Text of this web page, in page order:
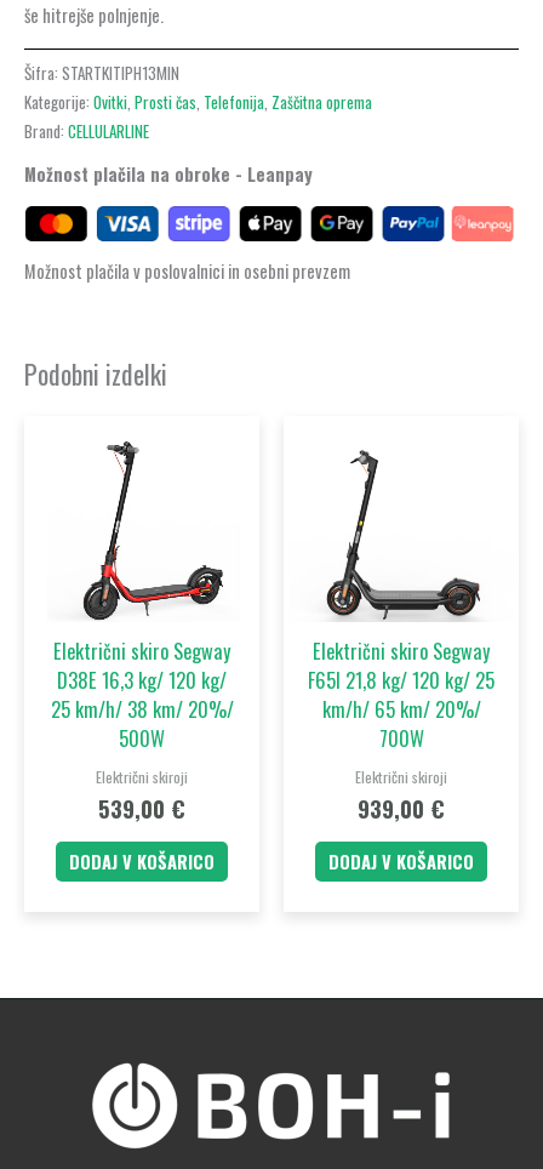
še hitrejše polnjenje.
Šifra: STARTKITIPH13MIN
Kategorije: Ovitki Prosti čas Telefonija Zaščitna oprema
Brand: CELLULARLINE
Možnost plačila na obroke - Leanpay
Možnost plačila v poslovalnici in osebni prevzem
Podobni izdelki
Električni skiro Segway
D38E 16,3 kg/ 120 kg/
25 km/h/ 38 km/ 20%/
500W
Električni skiroji
539,00 €
DODAJ V KOŠARICO
Električni skiro Segway
F65I 21,8 kg/ 120 kg/ 25
km/h/ 65 km/ 20%/
700W
Električni skiroji
939,00 €
DODAJ V KOŠARICO